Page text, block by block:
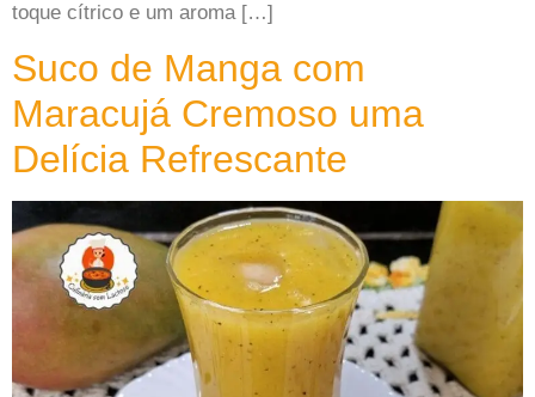
toque cítrico e um aroma […]
Suco de Manga com
Maracujá Cremoso uma
Delícia Refrescante